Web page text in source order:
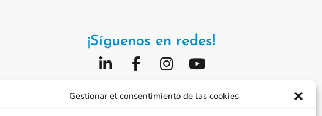
Gestionar el consentimiento de las cookies
¡Síguenos en redes!
Fundación Jorge Alió